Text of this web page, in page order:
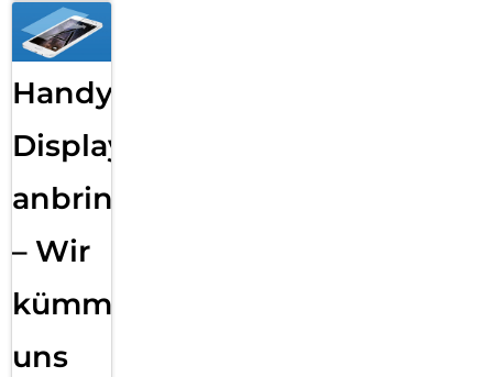
Handy
Displayfolie
anbringen
– Wir
kümmern
uns